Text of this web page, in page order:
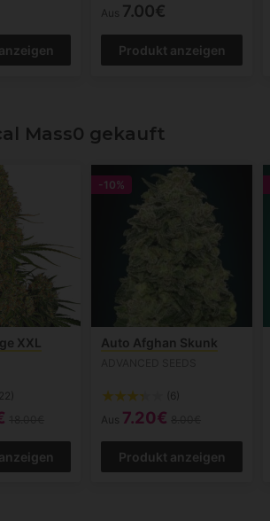
Aus 7.00€
Produkt anzeigen
Mass0 gekauft
XXL
(22)
-10%
Auto Afghan Skunk
(6)
Aus 7.20€
Produkt anzeigen